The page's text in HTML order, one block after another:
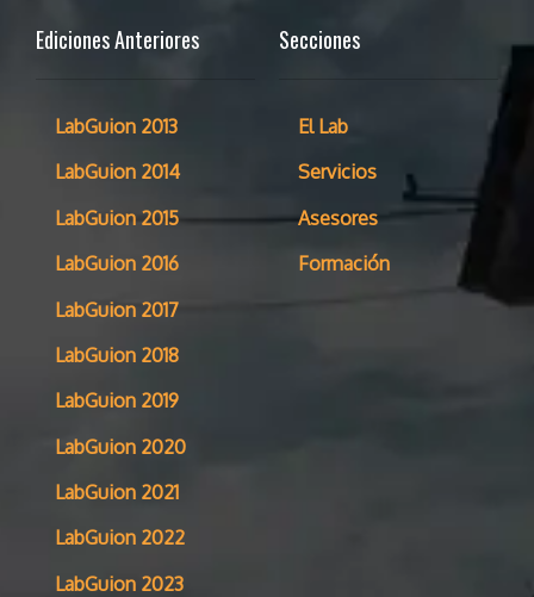
Ediciones Anteriores
LabGuion 2013
LabGuion 2014
LabGuion 2015
LabGuion 2016
LabGuion 2017
LabGuion 2018
LabGuion 2019
LabGuion 2020
LabGuion 2021
LabGuion 2022
LabGuion 2023
Secciones
El Lab
Servicios
Asesores
Formación